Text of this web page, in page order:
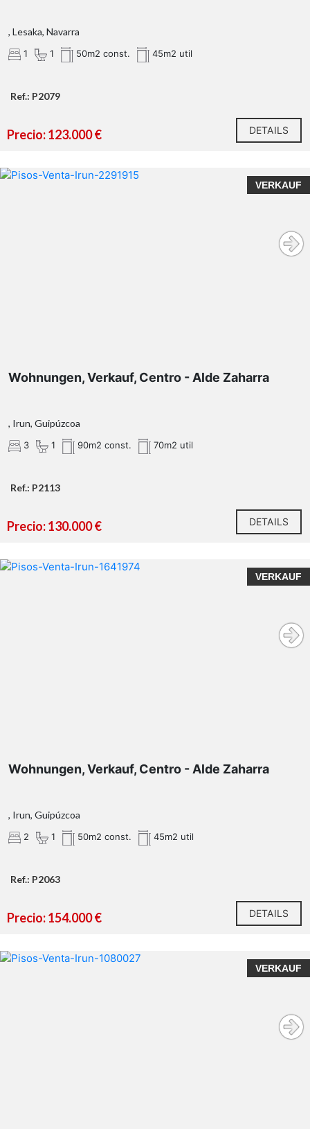
, Lesaka, Navarra
1 1 50m2 const. 45m2 util
Ref.: P2079
Precio: 123.000 € DETAILS
VERKAUF
Wohnungen, Verkauf, Centro - Alde Zaharra
, Irun, Guipúzcoa
3 1 90m2 const. 70m2 util
Ref.: P2113
Precio: 130.000 € DETAILS
VERKAUF
Wohnungen, Verkauf, Centro - Alde Zaharra
, Irun, Guipúzcoa
2 1 50m2 const. 45m2 util
Ref.: P2063
Precio: 154.000 € DETAILS
VERKAUF